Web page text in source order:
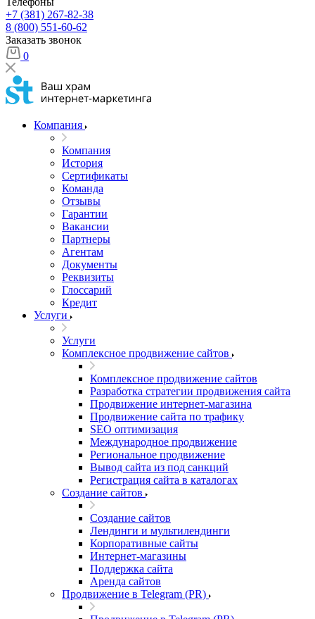
+7 (381) 267-82-38
8 (800) 551-60-62
Заказать звонок
0
Компания
Компания
История
Сертификаты
Команда
Отзывы
Гарантии
Вакансии
Партнеры
Агентам
Документы
Реквизиты
Глоссарий
Кредит
Услуги
Услуги
Комплексное продвижение сайтов
Комплексное продвижение сайтов
Разработка стратегии продвижения сайта
Продвижение интернет-магазина
Продвижение сайта по трафику
SEO оптимизация
Международное продвижение
Региональное продвижение
Вывод сайта из под санкций
Регистрация сайта в каталогах
Создание сайтов
Создание сайтов
Лендинги и мультилендинги
Корпоративные сайты
Интернет-магазины
Поддержка сайта
Аренда сайтов
Продвижение в Telegram (PR)